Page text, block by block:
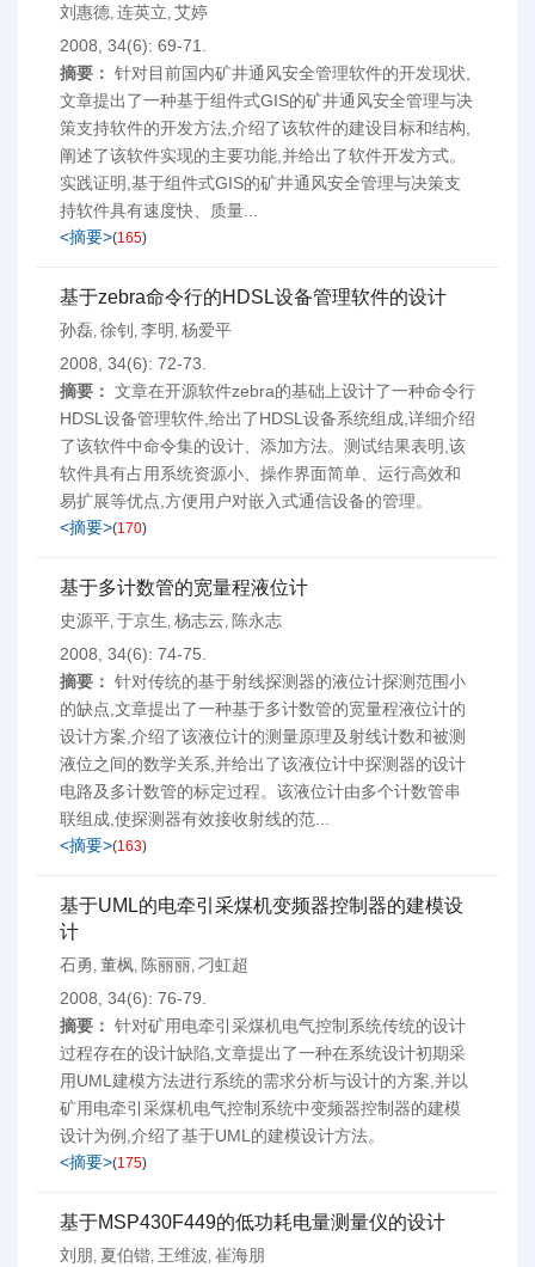
刘惠德, 连英立, 艾婷
2008, 34(6): 69-71.
摘要： 针对目前国内矿井通风安全管理软件的开发现状,
文章提出了一种基于组件式GIS的矿井通风安全管理与决
策支持软件的开发方法,介绍了该软件的建设目标和结构,
阐述了该软件实现的主要功能,并给出了软件开发方式。
实践证明,基于组件式GIS的矿井通风安全管理与决策支
持软件具有速度快、质量...
<摘要>(165)
基于zebra命令行的HDSL设备管理软件的设计
孙磊, 徐钊, 李明 , 杨爱平
2008, 34(6): 72-73.
摘要： 文章在开源软件zebra的基础上设计了一种命令行
HDSL设备管理软件,给出了HDSL设备系统组成,详细介绍
了该软件中命令集的设计、添加方法。测试结果表明,该
软件具有占用系统资源小、操作界面简单、运行高效和
易扩展等优点,方便用户对嵌入式通信设备的管理。
<摘要>(170)
基于多计数管的宽量程液位计
史源平, 于京生, 杨志云, 陈永志
2008, 34(6): 74-75.
摘要： 针对传统的基于射线探测器的液位计探测范围小
的缺点,文章提出了一种基于多计数管的宽量程液位计的
设计方案,介绍了该液位计的测量原理及射线计数和被测
液位之间的数学关系,并给出了该液位计中探测器的设计
电路及多计数管的标定过程。该液位计由多个计数管串
联组成,使探测器有效接收射线的范...
<摘要>(163)
基于UML的电牵引采煤机变频器控制器的建模设
计
石勇 , 董枫, 陈丽丽, 刁虹超
2008, 34(6): 76-79.
摘要： 针对矿用电牵引采煤机电气控制系统传统的设计
过程存在的设计缺陷,文章提出了一种在系统设计初期采
用UML建模方法进行系统的需求分析与设计的方案,并以
矿用电牵引采煤机电气控制系统中变频器控制器的建模
设计为例,介绍了基于UML的建模设计方法。
<摘要>(175)
基于MSP430F449的低功耗电量测量仪的设计
刘朋, 夏伯锴, 王维波, 崔海朋